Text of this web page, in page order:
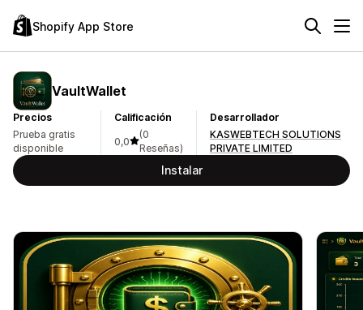
Shopify App Store
VaultWallet
Precios
Prueba gratis
disponible
Calificación
0,0
(0
Reseñas)
Desarrollador
KASWEBTECH SOLUTIONS
PRIVATE LIMITED
Instalar